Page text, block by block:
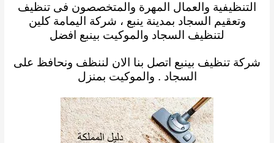
التنظيفية والعمال المهرة والمتخصصون فى تنظيف
وتعقيم السجاد بمدينة ينبع ، شركة اليمامة كلين
لتنظيف السجاد والموكيت بينبع افضل
شركة تنظيف بينبع اتصل بنا الان لننظف ونحافظ على
السجاد . والموكيت بمنزل